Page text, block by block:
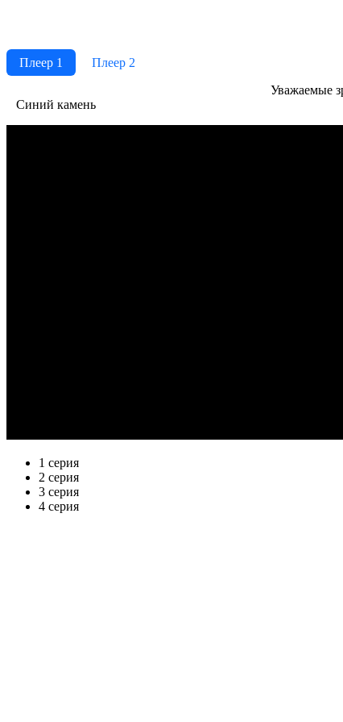
Плеер 1
Плеер 2
Ува­жае­мые
Синий камень
1 серия
2 серия
3 серия
4 серия